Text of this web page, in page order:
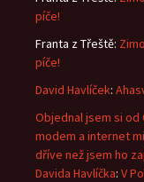
píče!
Franta z Třeště:
píče!
David Havlíček:
Objednal jsem si od
modem a internet
dříve než jsem ho
Davida Havlíčka: V